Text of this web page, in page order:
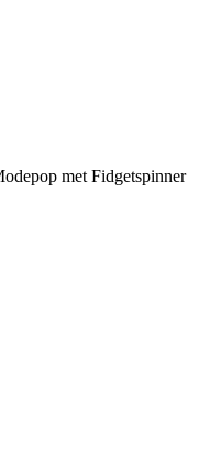
met Fidgetspinner